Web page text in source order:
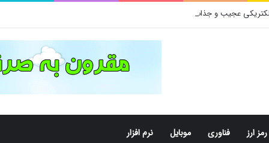
رمز ارز فناوری موبایل نرم افزار